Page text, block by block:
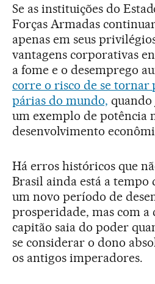
Se as instituições do
Forças Armadas
apenas em seus
vantagens corporativas
a fome e o desemprego
corre o risco de se tornar
párias do mundo, quando
um exemplo de potência
desenvolvimento
Há erros históricos que
Brasil ainda está a tempo
um novo período de
prosperidade, mas com a
capitão saia do poder
se considerar o dono
os antigos imperadores.